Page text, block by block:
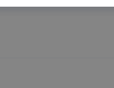
így megtudhatjuk,